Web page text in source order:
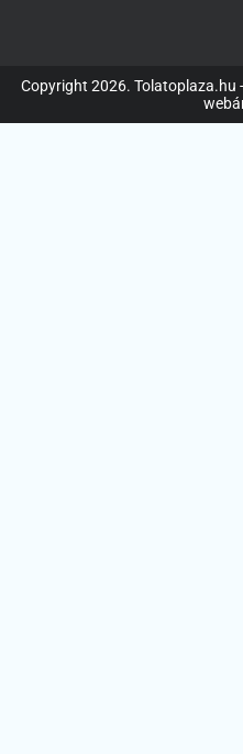
Copyright 2026. Tolatoplaza.hu